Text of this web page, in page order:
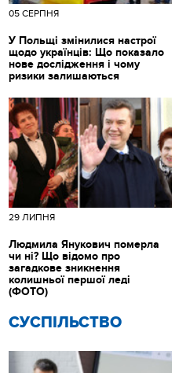
05 СЕРПНЯ
У Польщі змінилися настрої
щодо українців: Що показало
нове дослідження і чому
ризики залишаються
CУСПІЛЬСТВО
29 ЛИПНЯ
Людмила Янукович померла
чи ні? Що відомо про
загадкове зникнення
колишньої першої леді
(ФОТО)